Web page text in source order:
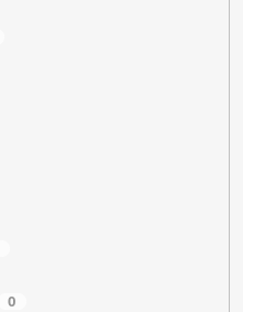
0